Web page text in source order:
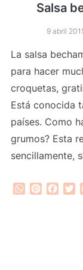
Salsa
9 abril
La salsa
para hacer
croquetas,
Está conocida
países. Como
grumos? Esta
sencillamente,
WhatsApp
Pinterest